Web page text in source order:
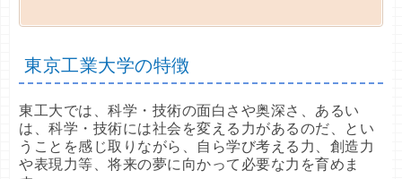
東京工業大学の特徴
東工大では、科学・技術の面白さや奥深さ、あるい
は、科学・技術には社会を変える力があるのだ、とい
うことを感じ取りながら、自ら学び考える力、創造力
や表現力等、将来の夢に向かって必要な力を育めま